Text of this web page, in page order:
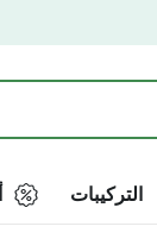
التركيبات